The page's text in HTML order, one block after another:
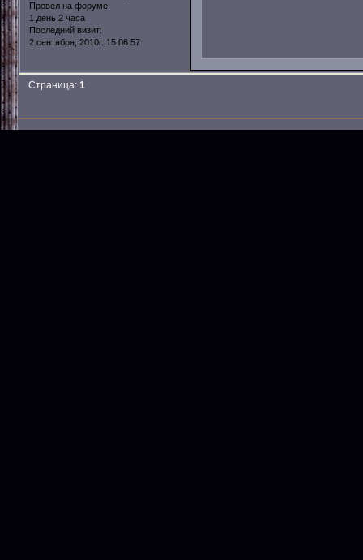
Провел на форуме:
1 день 2 часа
Последний визит:
2 сентября, 2010г. 15:06:57
Страница:1